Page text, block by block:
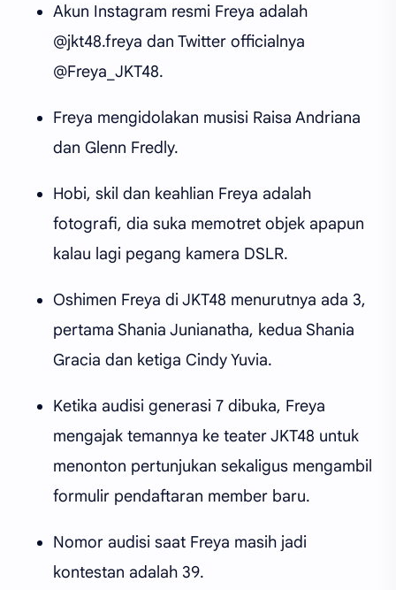
Akun Instagram resmi Freya adalah
@jkt48.freya dan Twitter officialnya
@Freya_JKT48.
Freya mengidolakan musisi Raisa Andriana
dan Glenn Fredly.
Hobi, skil dan keahlian Freya adalah
fotografi, dia suka memotret objek apapun
kalau lagi pegang kamera DSLR.
Oshimen Freya di JKT48 menurutnya ada 3,
pertama Shania Junianatha, kedua Shania
Gracia dan ketiga Cindy Yuvia.
Ketika audisi generasi 7 dibuka, Freya
mengajak temannya ke teater JKT48 untuk
menonton pertunjukan sekaligus mengambil
formulir pendaftaran member baru.
Nomor audisi saat Freya masih jadi
kontestan adalah 39.